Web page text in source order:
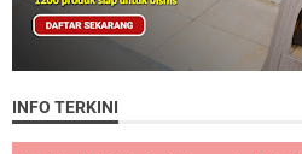
INFO TERKINI